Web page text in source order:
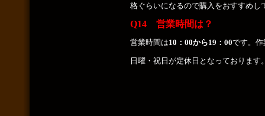
格ぐらいになるので購入をおすすめし
Q14 営業時間は？
営業時間は10：00から19：00です。
日曜・祝日が定休日となっております